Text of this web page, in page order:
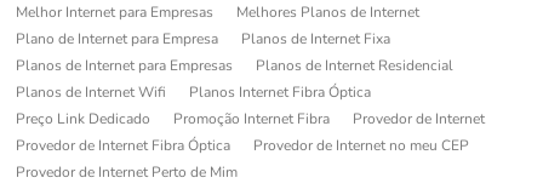
Melhor Internet para Empresas
Melhores Planos de Internet
Plano de Internet para Empresa
Planos de Internet Fixa
Planos de Internet para Empresas
Planos de Internet Residencial
Planos de Internet Wifi
Planos Internet Fibra Óptica
Preço Link Dedicado
Promoção Internet Fibra
Provedor de Internet
Provedor de Internet Fibra Óptica
Provedor de Internet no meu CEP
Provedor de Internet Perto de Mim